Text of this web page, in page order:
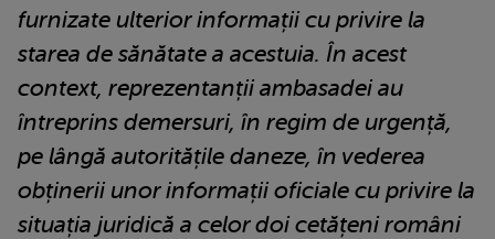
furnizate ulterior informații cu privire la
starea de sănătate a acestuia. În acest
context, reprezentanții ambasadei au
întreprins demersuri, în regim de urgență,
pe lângă autoritățile daneze, în vederea
obținerii unor informații oficiale cu privire la
situația juridică a celor doi cetățeni români